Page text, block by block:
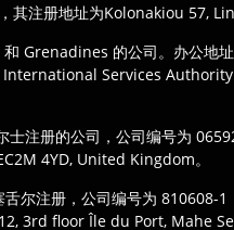
注册地址为Kolonakiou 57,
Grenadines 的公司。办公
Services
注册的公司，公司编号为
4YD, United Kingdom。
尔注册，公司编号为
3rd floor Île du Port, Mahe